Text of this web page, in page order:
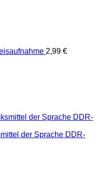
2,99 €
der Sprache DDR-